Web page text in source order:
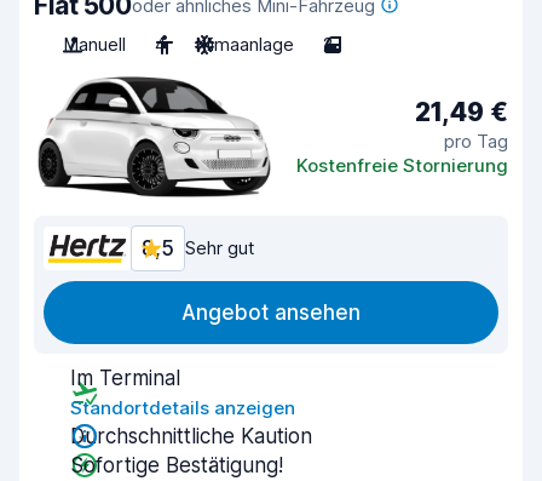
oder ähnliches Mini-Fahrzeug
Manuell
4 Klimaanlage 2
21,49 €
pro Tag
Kostenfreie Stornierung
8,5 Sehr gut
Angebot ansehen
Im Terminal
Standortdetails anzeigen
Durchschnittliche Kaution
Sofortige Bestätigung!